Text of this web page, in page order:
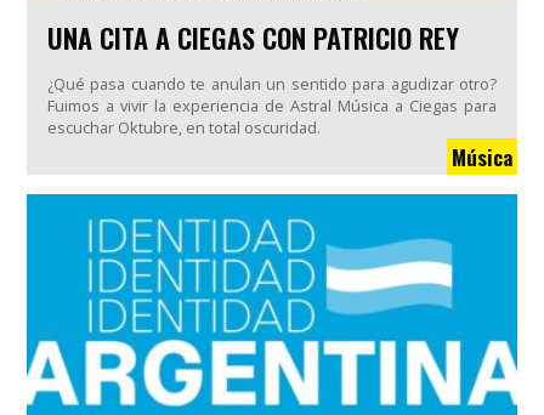
UNA CITA A CIEGAS CON PATRICIO REY
¿Qué pasa cuando te anulan un sentido para agudizar otro?
Fuimos a vivir la experiencia de Astral Música a Ciegas para
escuchar Oktubre, en total oscuridad.
Música